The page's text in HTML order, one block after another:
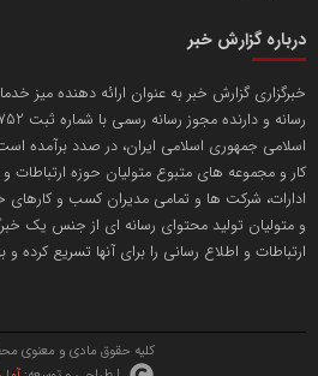
پایگاه اطلاع رسانی دریا و نفت
تریبون
انتشار گسترده محتوا در رسانه گزارش خبر
محمدعلی کرمعلی
درباره گزارش خبر
خبرگزاری گزارش خبر به عنوان ارائه دهنده میز
اسلامی جمهوری اسلامی ایران، در صدد برآمده
کار و مجموعه های متبوع متولیان حوزه ارتباطات
ادارات، شرکت ها و تمامی مدیران کسب و کارهای
و متولیان تولید محتوای رسانه ای از جنس یک
ارتباطات و اطلاع رسانی را برای آنها تسریع کرده و
کلیه حقوق مادی و معنوی